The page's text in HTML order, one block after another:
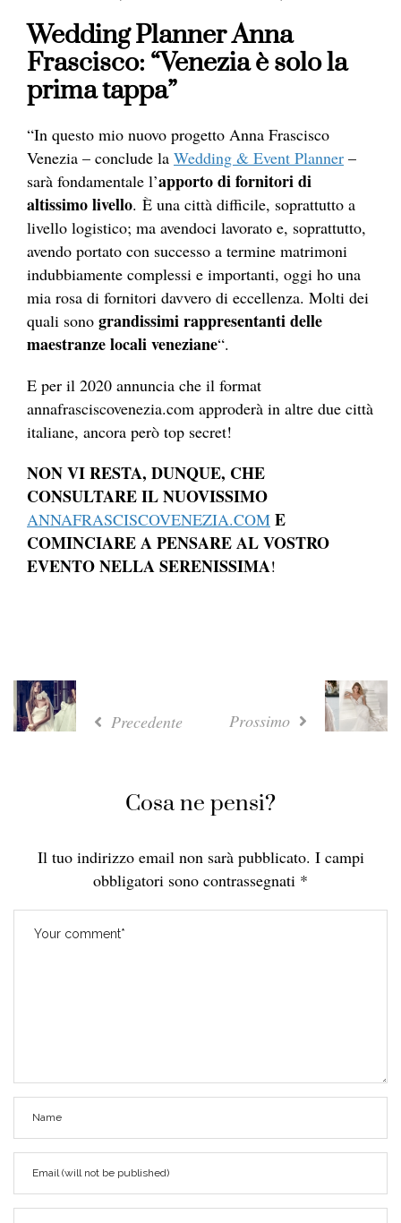
Wedding Planner Anna
Frascisco: “Venezia è solo la
prima tappa”
“In questo mio nuovo progetto Anna Frascisco
Venezia – conclude la Wedding & Event Planner –
sarà fondamentale l’apporto di fornitori di
altissimo livello. È una città difficile, soprattutto a
livello logistico; ma avendoci lavorato e, soprattutto,
avendo portato con successo a termine matrimoni
indubbiamente complessi e importanti, oggi ho una
mia rosa di fornitori davvero di eccellenza. Molti dei
quali sono grandissimi rappresentanti delle
maestranze locali veneziane“.
E per il 2020 annuncia che il format
annafrasciscovenezia.com approderà in altre due città
italiane, ancora però top secret!
NON VI RESTA, DUNQUE, CHE
CONSULTARE IL NUOVISSIMO
ANNAFRASCISCOVENEZIA.COM E
COMINCIARE A PENSARE AL VOSTRO
EVENTO NELLA SERENISSIMA!
Precedente Prossimo
Cosa ne pensi?
Il tuo indirizzo email non sarà pubblicato. I campi
obbligatori sono contrassegnati *